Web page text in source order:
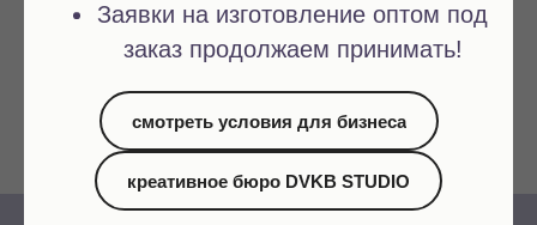
Отправить
Заявки на изготовление оптом под
заказ продолжаем принимать!
смотреть условия для бизнеса
креативное бюро DVKB STUDIO